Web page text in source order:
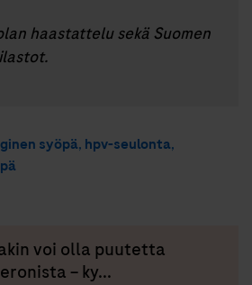
haastattelu sekä Suomen
syöpä, hpv-seulonta,
voi olla puutetta
– ky...